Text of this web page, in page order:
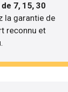
7, 15, 30
la garantie de
reconnu et